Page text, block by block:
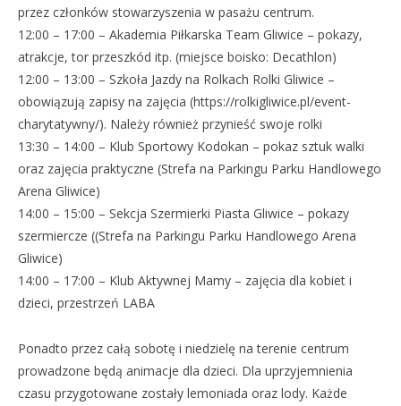
przez członków stowarzyszenia w pasażu centrum.
12:00 – 17:00 – Akademia Piłkarska Team Gliwice – pokazy,
atrakcje, tor przeszkód itp. (miejsce boisko: Decathlon)
12:00 – 13:00 – Szkoła Jazdy na Rolkach Rolki Gliwice –
obowiązują zapisy na zajęcia (https://rolkigliwice.pl/event-
charytatywny/). Należy również przynieść swoje rolki
13:30 – 14:00 – Klub Sportowy Kodokan – pokaz sztuk walki
oraz zajęcia praktyczne (Strefa na Parkingu Parku Handlowego
Arena Gliwice)
14:00 – 15:00 – Sekcja Szermierki Piasta Gliwice – pokazy
szermiercze ((Strefa na Parkingu Parku Handlowego Arena
Gliwice)
14:00 – 17:00 – Klub Aktywnej Mamy – zajęcia dla kobiet i
dzieci, przestrzeń LABA
Ponadto przez całą sobotę i niedzielę na terenie centrum
prowadzone będą animacje dla dzieci. Dla uprzyjemnienia
czasu przygotowane zostały lemoniada oraz lody. Każde